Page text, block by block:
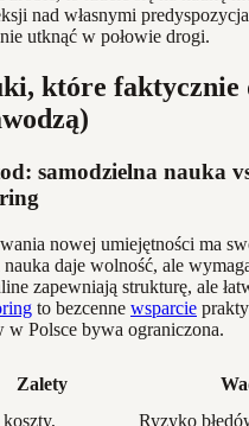
nad własnymi
utknąć w połowie drogi.
które faktycznie
samodzielna nauka
nowej umiejętności ma
daje wolność, ale
zapewniają strukturę, ale
to bezcenne wsparcie
w Polsce bywa ograniczona.
Zalety
Ryzyko